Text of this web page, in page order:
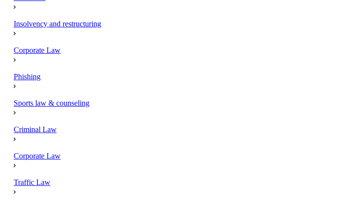
Insolvency and restructuring
Corporate Law
Phishing
Sports law & counseling
Criminal Law
Corporate Law
Traffic Law